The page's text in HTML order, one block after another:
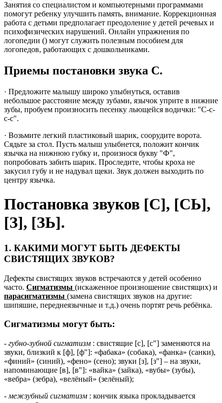
Занятия со специалистом и компьютерными программами
помогут ребенку улучшить память, внимание. Коррекционная
работа с детьми предполагает преодоление у детей речевых и
психофизических нарушений. Онлайн упражнения по
логопедии () могут служить полезным пособием для
логопедов, работающих с дошкольниками.
Приемы постановки звука С.
· Предложите малышу широко улыбнуться, оставив
небольшое расстояние между зубами, язычок уприте в нижние
зубы, пробуем произносить песенку льющейся водички: "С-с-
с-с".
· Возьмите легкий пластиковый шарик, соорудите ворота.
Сядьте за стол. Пусть малыш улыбнется, положит кончик
язычка на нижнюю губку и, произнося букву "Ф",
попробовать забить шарик. Проследите, чтобы кроха не
закусил губу и не надувал щеки. Звук должен выходить по
центру язычка.
Постановка звуков [С], [СЬ],
[З], [ЗЬ].
1. КАКИМИ МОГУТ БЫТЬ ДЕФЕКТЫ
СВИСТЯЩИХ ЗВУКОВ?
Дефекты свистящих звуков встречаются у детей особенно
часто. Сигматизмы (искаженное произношение свистящих) и
парасигматизмы (замена свистящих звуков на другие:
шипяшие, переднеязычные и т.д.) очень портят речь ребёнка.
Сигматизмы могут быть:
- губно-зубной сигматизм : свистящие [с], [с"] заменяются на
звуки, близкий к [ф], [ф"]: «фабака» (собака), «фанка» (санки),
«финий» (синий), «фено» (сено); звуки [з], [з"] – на звуки,
напоминающие [в], [в"]: «вайка» (зайка), «вубы» (зубы),
«вебра» (зебра), «велёный» (зелёный);
- межзубный сигматизм : кончик языка прокладывается